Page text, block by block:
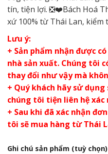
tín, tiện lợi. ❎❤️Bách Hoá
xứ 100% từ Thái Lan,
Lưu ý:
+ Sản phẩm nhận được
nhà sản xuất. Chúng tôi
thay đổi như vậy mà
+ Quý khách hãy sử
chúng tôi tiện liên hệ xác
+ Sau khi đã xác nhận
tôi sẽ mua hàng từ Thái
Ghi chú sản phẩm (tuỳ chọn)